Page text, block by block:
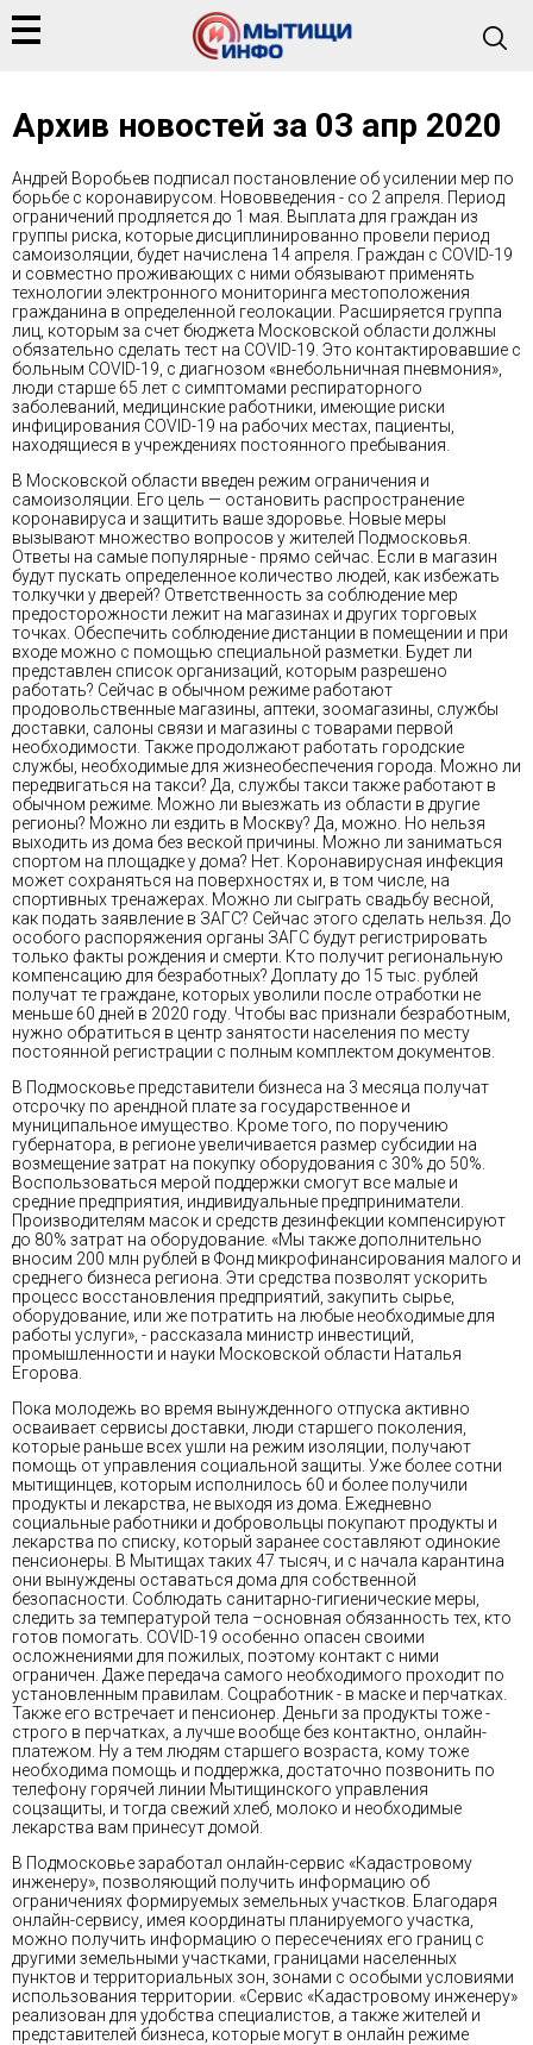
Архив новостей за 03 апр 2020
Андрей Воробьев подписал постановление об усилении мер по
борьбе с коронавирусом. Нововведения - со 2 апреля. Период
ограничений продляется до 1 мая. Выплата для граждан из
группы риска, которые дисциплинированно провели период
самоизоляции, будет начислена 14 апреля. Граждан с COVID-19
и совместно проживающих с ними обязывают применять
технологии электронного мониторинга местоположения
гражданина в определенной геолокации. Расширяется группа
лиц, которым за счет бюджета Московской области должны
обязательно сделать тест на COVID-19. Это контактировавшие с
больным COVID-19, с диагнозом «внебольничная пневмония»,
люди старше 65 лет с симптомами респираторного
заболеваний, медицинские работники, имеющие риски
инфицирования COVID-19 на рабочих местах, пациенты,
находящиеся в учреждениях постоянного пребывания.
В Московской области введен режим ограничения и
самоизоляции. Его цель — остановить распространение
коронавируса и защитить ваше здоровье. Новые меры
вызывают множество вопросов у жителей Подмосковья.
Ответы на самые популярные - прямо сейчас. Если в магазин
будут пускать определенное количество людей, как избежать
толкучки у дверей? Ответственность за соблюдение мер
предосторожности лежит на магазинах и других торговых
точках. Обеспечить соблюдение дистанции в помещении и при
входе можно с помощью специальной разметки. Будет ли
представлен список организаций, которым разрешено
работать? Сейчас в обычном режиме работают
продовольственные магазины, аптеки, зоомагазины, службы
доставки, салоны связи и магазины с товарами первой
необходимости. Также продолжают работать городские
службы, необходимые для жизнеобеспечения города. Можно ли
передвигаться на такси? Да, службы такси также работают в
обычном режиме. Можно ли выезжать из области в другие
регионы? Можно ли ездить в Москву? Да, можно. Но нельзя
выходить из дома без веской причины. Можно ли заниматься
спортом на площадке у дома? Нет. Коронавирусная инфекция
может сохраняться на поверхностях и, в том числе, на
спортивных тренажерах. Можно ли сыграть свадьбу весной,
как подать заявление в ЗАГС? Сейчас этого сделать нельзя. До
особого распоряжения органы ЗАГС будут регистрировать
только факты рождения и смерти. Кто получит региональную
компенсацию для безработных? Доплату до 15 тыс. рублей
получат те граждане, которых уволили после отработки не
меньше 60 дней в 2020 году. Чтобы вас признали безработным,
нужно обратиться в центр занятости населения по месту
постоянной регистрации с полным комплектом документов.
В Подмосковье представители бизнеса на 3 месяца получат
отсрочку по арендной плате за государственное и
муниципальное имущество. Кроме того, по поручению
губернатора, в регионе увеличивается размер субсидии на
возмещение затрат на покупку оборудования с 30% до 50%.
Воспользоваться мерой поддержки смогут все малые и
средние предприятия, индивидуальные предприниматели.
Производителям масок и средств дезинфекции компенсируют
до 80% затрат на оборудование. «Мы также дополнительно
вносим 200 млн рублей в Фонд микрофинансирования малого и
среднего бизнеса региона. Эти средства позволят ускорить
процесс восстановления предприятий, закупить сырье,
оборудование, или же потратить на любые необходимые для
работы услуги», - рассказала министр инвестиций,
промышленности и науки Московской области Наталья
Егорова.
Пока молодежь во время вынужденного отпуска активно
осваивает сервисы доставки, люди старшего поколения,
которые раньше всех ушли на режим изоляции, получают
помощь от управления социальной защиты. Уже более сотни
мытищинцев, которым исполнилось 60 и более получили
продукты и лекарства, не выходя из дома. Ежедневно
социальные работники и добровольцы покупают продукты и
лекарства по списку, который заранее составляют одинокие
пенсионеры. В Мытищах таких 47 тысяч, и с начала карантина
они вынуждены оставаться дома для собственной
безопасности. Соблюдать санитарно-гигиенические меры,
следить за температурой тела –основная обязанность тех, кто
готов помогать. COVID-19 особенно опасен своими
осложнениями для пожилых, поэтому контакт с ними
ограничен. Даже передача самого необходимого проходит по
установленным правилам. Соцработник - в маске и перчатках.
Также его встречает и пенсионер. Деньги за продукты тоже -
строго в перчатках, а лучше вообще без контактно, онлайн-
платежом. Ну а тем людям старшего возраста, кому тоже
необходима помощь и поддержка, достаточно позвонить по
телефону горячей линии Мытищинского управления
соцзащиты, и тогда свежий хлеб, молоко и необходимые
лекарства вам принесут домой.
В Подмосковье заработал онлайн-сервис «Кадастровому
инженеру», позволяющий получить информацию об
ограничениях формируемых земельных участков. Благодаря
онлайн-сервису, имея координаты планируемого участка,
можно получить информацию о пересечениях его границ с
другими земельными участками, границами населенных
пунктов и территориальных зон, зонами с особыми условиями
использования территории. «Сервис «Кадастровому инженеру»
реализован для удобства специалистов, а также жителей и
представителей бизнеса, которые могут в онлайн режиме